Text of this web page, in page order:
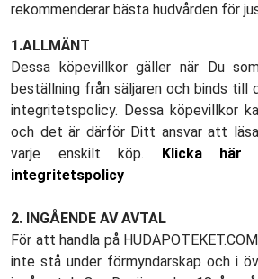
rekommenderar bästa hudvården för
1.ALLMÄNT
Dessa köpevillkor gäller när Du
beställning från säljaren och binds till
integritetspolicy. Dessa köpevillkor
och det är därför Ditt ansvar att
varje enskilt köp. Klicka
integritetspolicy
2. INGÅENDE AV AVTAL
För att handla på
inte stå under förmyndarskap och i